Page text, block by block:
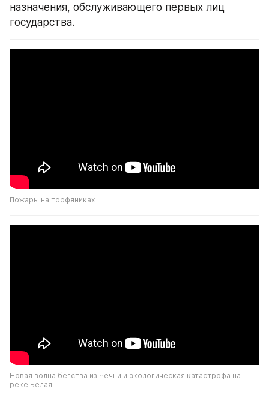
назначения, обслуживающего первых лиц
государства.
Пожары на торфяниках
Новая волна бегства из Чечни и экологическая катастрофа на
реке Белая